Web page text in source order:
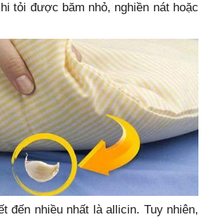
tỏi được băm nhỏ, nghiền nát hoặc
đến nhiều nhất là allicin. Tuy nhiên,